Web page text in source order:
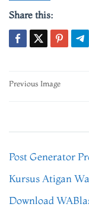
Share this:
Post
Previous Image
Post Generator
Kursus Atigan
Download